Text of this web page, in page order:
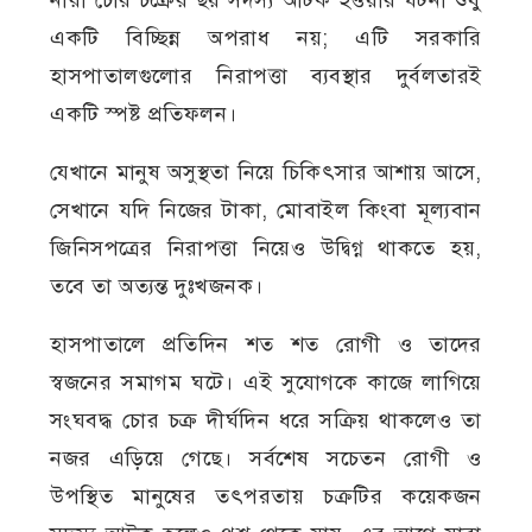
একটি বিচ্ছিন্ন অপরাধ নয়; এটি সরকারি
হাসপাতালগুলোর নিরাপত্তা ব্যবস্থার দুর্বলতারই
একটি স্পষ্ট প্রতিফলন।
যেখানে মানুষ অসুস্থতা নিয়ে চিকিৎসার আশায় আসে,
সেখানে যদি নিজের টাকা, মোবাইল কিংবা মূল্যবান
জিনিসপত্রের নিরাপত্তা নিয়েও উদ্বিগ্ন থাকতে হয়,
তবে তা অত্যন্ত দুঃখজনক।
হাসপাতালে প্রতিদিন শত শত রোগী ও তাদের
স্বজনের সমাগম ঘটে। এই সুযোগকে কাজে লাগিয়ে
সংঘবদ্ধ চোর চক্র দীর্ঘদিন ধরে সক্রিয় থাকলেও তা
নজর এড়িয়ে গেছে। সর্বশেষ সচেতন রোগী ও
উপস্থিত মানুষের তৎপরতায় চক্রটির কয়েকজন